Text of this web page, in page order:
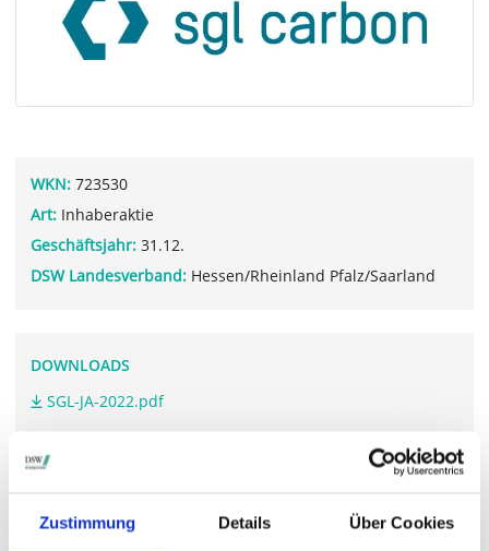
Zustimmung Details Über Cookies
WKN: 723530
Art: Inhaberaktie
Geschäftsjahr: 31.12.
DSW Landesverband: Hessen/Rheinland Pfalz/Saarland
DOWNLOADS
SGL-JA-2022.pdf
WEITERFÜHRENDE LINKS